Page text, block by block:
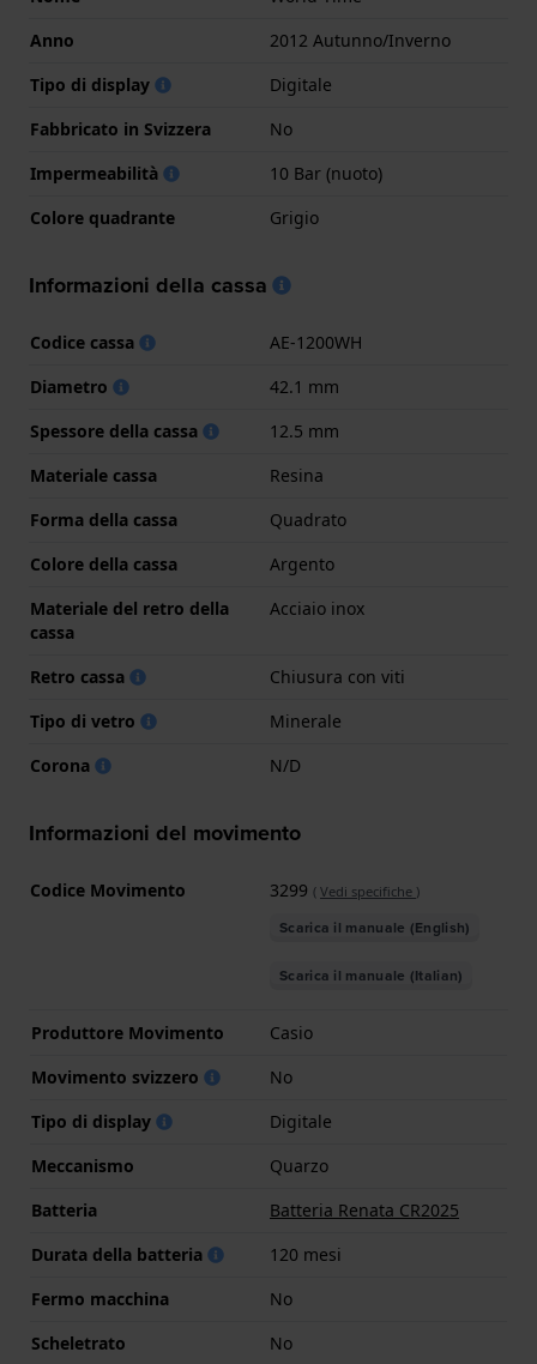
Anno
2012 Autunno/Inverno
Tipo di display
Digitale
Fabbricato in Svizzera
No
Impermeabilità
10 Bar (nuoto)
Colore quadrante
Grigio
Informazioni della cassa
Codice cassa
AE-1200WH
Diametro
42.1 mm
Spessore della cassa
12.5 mm
Materiale cassa
Resina
Forma della cassa
Quadrato
Colore della cassa
Argento
Materiale del retro della
cassa
Acciaio inox
Retro cassa
Chiusura con viti
Tipo di vetro
Minerale
Corona
N/D
Informazioni del movimento
Codice Movimento 3299 ( Vedi specifiche )
Scarica il manuale (English)
Scarica il manuale (Italian)
Produttore Movimento
Casio
Movimento svizzero
No
Tipo di display
Digitale
Meccanismo
Quarzo
Batteria
Batteria Renata CR2025
Durata della batteria
120 mesi
Fermo macchina
No
Scheletrato
No